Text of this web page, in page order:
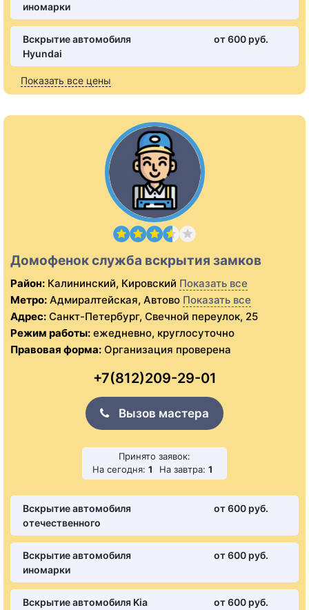
иномарки
Вскрытие автомобиля
Hyundai
от 600 pуб.
Показать все цены
Домофенок служба вскрытия замков
Район: Калининский, Кировский Показать все
Метро: Адмиралтейская, Автово Показать все
Адрес: Санкт-Петербург, Свечной переулок, 25
Режим работы: ежедневно, круглосуточно
Правовая форма: Организация проверена
+7(812)209-29-01
Вызов мастера
Принято заявок:
На сегодня: 1 На завтра: 1
Вскрытие автомобиля
отечественного
от 600 pуб.
Вскрытие автомобиля
иномарки
от 600 pуб.
Вскрытие автомобиля Kia
от 600 pуб.